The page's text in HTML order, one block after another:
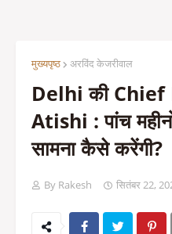
मुख्यपृष्ठ अरविंद केजरीवाल
Delhi की Chief
Atishi : पांच
सामना कैसे करेंगी?
By Rakesh सितंबर 22,